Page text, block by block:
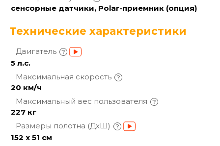
сенсорные датчики, Polar-приемник (опция)
Технические характеристики
Двигатель
5 л.с.
Максимальная скорость
20 км/ч
Максимальный вес пользователя
227 кг
Размеры полотна (ДхШ)
152 х 51 см